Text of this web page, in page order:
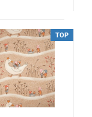
TOP